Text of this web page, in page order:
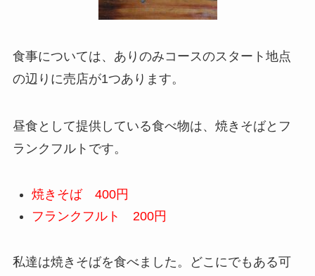
食事については、ありのみコースのスタート地点
の辺りに売店が1つあります。
昼食として提供している食べ物は、焼きそばとフ
ランクフルトです。
焼きそば 400円
フランクフルト 200円
私達は焼きそばを食べました。どこにでもある可